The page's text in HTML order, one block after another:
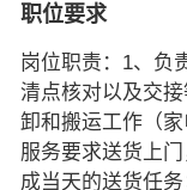
职位要求
岗位职责：1、负
清点核对以及交
卸和搬运工作（
服务要求送货上
成当天的送货任